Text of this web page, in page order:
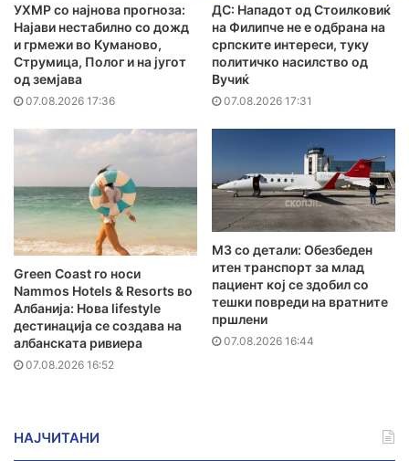
УХМР со најнова прогноза:
Најави нестабилно со дожд
и грмежи во Куманово,
Струмица, Полог и на југот
од земјава
07.08.2026 17:36
ДС: Нападот од Стоилковиќ
на Филипче не е одбрана на
српските интереси, туку
политичко насилство од
Вучиќ
07.08.2026 17:31
Green Coast го носи
Nammos Hotels & Resorts во
Албанија: Нова lifestyle
дестинација се создава на
албанската ривиера
07.08.2026 16:52
MЗ со детали: Обезбеден
итен транспорт за млад
пациент кој се здобил со
тешки повреди на вратните
пршлени
07.08.2026 16:44
НАЈЧИТАНИ